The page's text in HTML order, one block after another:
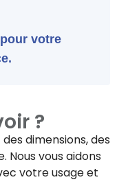
votre
?
dimensions, des
Nous vous aidons
votre usage et